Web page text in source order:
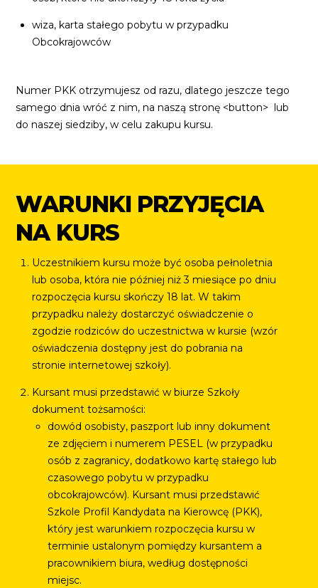
wiza, karta stałego pobytu w przypadku
Obcokrajowców
Numer PKK otrzymujesz od razu, dlatego jeszcze tego
samego dnia wróć z nim, na naszą stronę <button> lub
do naszej siedziby, w celu zakupu kursu.
WARUNKI PRZYJĘCIA
NA KURS
Uczestnikiem kursu może być osoba pełnoletnia
lub osoba, która nie później niż 3 miesiące po dniu
rozpoczęcia kursu skończy 18 lat. W takim
przypadku należy dostarczyć oświadczenie o
zgodzie rodziców do uczestnictwa w kursie (wzór
oświadczenia dostępny jest do pobrania na
stronie internetowej szkoły).
Kursant musi przedstawić w biurze Szkoły
dokument tożsamości:
dowód osobisty, paszport lub inny dokument
ze zdjęciem i numerem PESEL (w przypadku
osób z zagranicy, dodatkowo kartę stałego lub
czasowego pobytu w przypadku
obcokrajowców). Kursant musi przedstawić
Szkole Profil Kandydata na Kierowcę (PKK),
który jest warunkiem rozpoczęcia kursu w
terminie ustalonym pomiędzy kursantem a
pracownikiem biura, według dostępności
miejsc.